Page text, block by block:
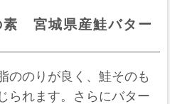
素 宮城県産鮭バター
ののりが良く、鮭そのも
られます。さらにバター